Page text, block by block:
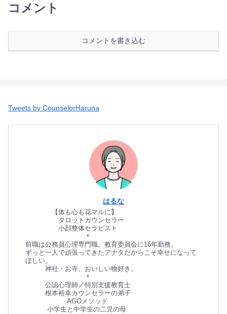
コメント
コメントを書き込む
Tweets by CounselorHaruna
はるな
【体も心も花マルに】
タロットカウンセラー
小顔整体セラピスト
＊
前職は公務員心理専門職。教育委員会に16年勤務。
ずっと一人で頑張ってきたアナタだからこそ幸せになって
ほしい。
神社・お寺、おいしい物好き。
＊
公認心理師／特別支援教育士
根本裕幸カウンセラーの弟子
AGOメソッド
小学生と中学生の二児の母